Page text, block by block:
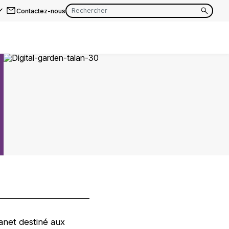
EN FR
Contactez-nous
destiné aux